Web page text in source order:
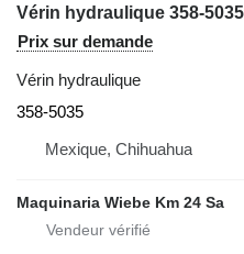
Prix sur demande
Vérin hydraulique
358-5035
Mexique, Chihuahua
Maquinaria Wiebe Km 24 Sa